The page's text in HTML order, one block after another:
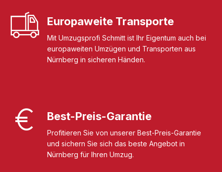
Europaweite Transporte
Mit Umzugsprofi Schmitt ist Ihr Eigentum auch bei
europaweiten Umzügen und Transporten aus
Nürnberg in sicheren Händen.
Best-Preis-Garantie
Profitieren Sie von unserer Best-Preis-Garantie
und sichern Sie sich das beste Angebot in
Nürnberg für Ihren Umzug.